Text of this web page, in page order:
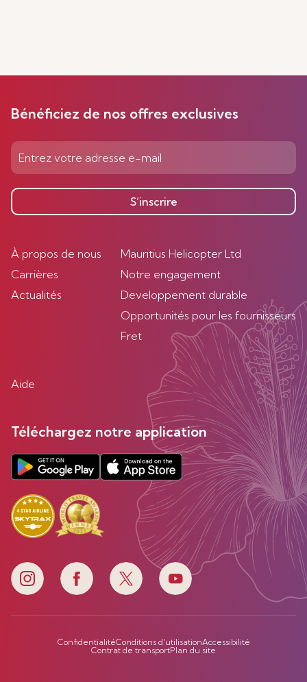
Bénéficiez de nos offres exclusives
S’inscrire
À propos de nous
Carrières
Actualités
Mauritius Helicopter Ltd
Notre engagement
Developpement durable
Opportunités pour les fournisseurs
Fret
Aide
Téléchargez notre application
ConfidentialitéConditions d'utilisationAccessibilité
Contrat de transportPlan du site